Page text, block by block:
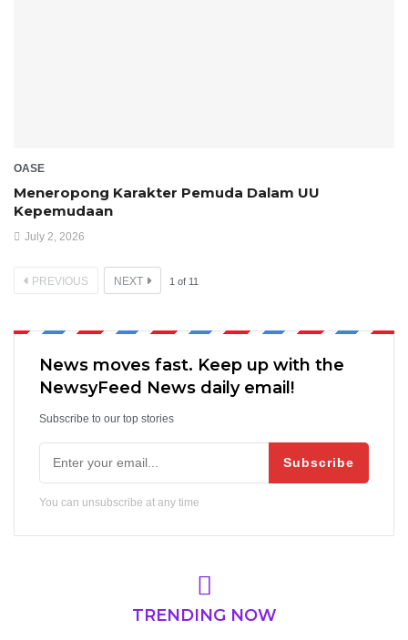
OASE
Meneropong Karakter Pemuda Dalam UU
Kepemudaan
July 2, 2026
PREVIOUS NEXT 1 of 11
News moves fast. Keep up with the
NewsyFeed News daily email!
Subscribe to our top stories
Subscribe
You can unsubscribe at any time
TRENDING NOW